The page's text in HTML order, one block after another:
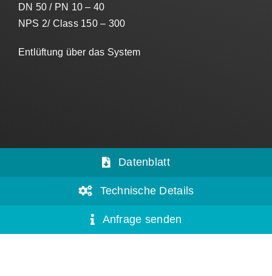
DN 50 / PN 10 – 40
NPS 2/ Class 150 – 300
Entlüftung über das System
Datenblatt
Technische Details
Anfrage senden